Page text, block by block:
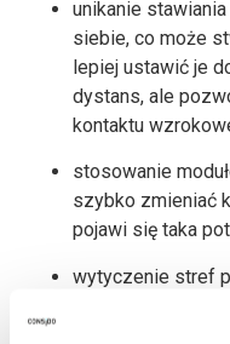
unikanie
siebie, co może
lepiej ustawić je
dystans, ale
kontaktu
stosowanie
szybko zmieniać
pojawi się taka
wytyczenie stref
zespołu mogą